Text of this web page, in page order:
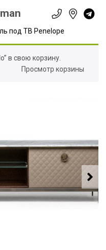
под ТВ Penelope
в свою корзину.
Просмотр корзины